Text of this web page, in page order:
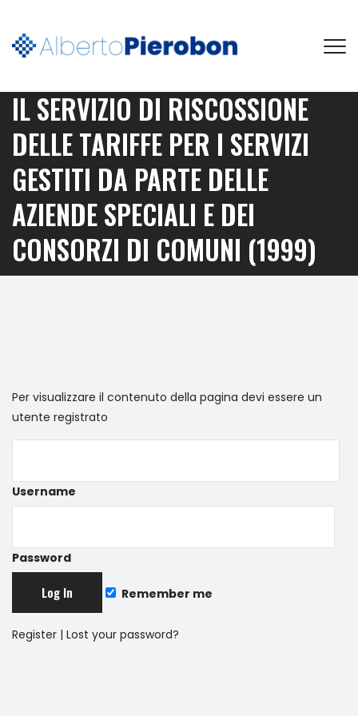
IL SERVIZIO DI RISCOSSIONE
DELLE TARIFFE PER I SERVIZI
GESTITI DA PARTE DELLE
AZIENDE SPECIALI E DEI
CONSORZI DI COMUNI (1999)
Per visualizzare il contenuto della pagina devi essere un
utente registrato
Username
Password
Remember me
Register | Lost your password?